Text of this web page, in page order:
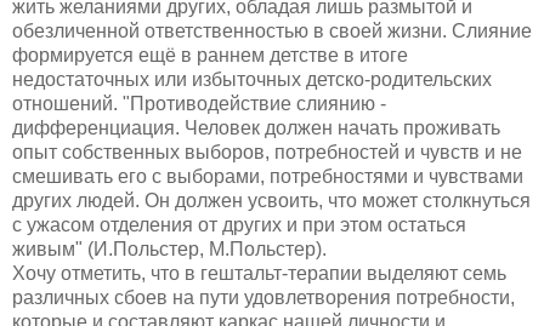
жить желаниями других, обладая лишь размытой и
обезличенной ответственностью в своей жизни. Слияние
формируется ещё в раннем детстве в итоге
недостаточных или избыточных детско-родительских
отношений. "Противодействие слиянию -
дифференциация. Человек должен начать проживать
опыт собственных выборов, потребностей и чувств и не
смешивать его с выборами, потребностями и чувствами
других людей. Он должен усвоить, что может столкнуться
с ужасом отделения от других и при этом остаться
живым" (И.Польстер, М.Польстер).
Хочу отметить, что в гештальт-терапии выделяют семь
различных сбоев на пути удовлетворения потребности,
которые и составляют каркас нашей личности и